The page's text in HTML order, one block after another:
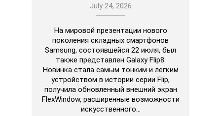
July 24, 2026
На мировой презентации нового
поколения складных смартфонов
Samsung, состоявшейся 22 июля, был
также представлен Galaxy Flip8.
Новинка стала самым тонким и легким
устройством в истории серии Flip,
получила обновленный внешний экран
FlexWindow, расширенные возможности
искусственного…